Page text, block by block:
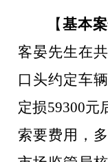
【基本
客晏先生在
口头约定车
定损59300元
索要费用，